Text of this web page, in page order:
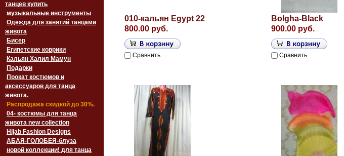
танцев купить
музыкальные инструменты
Одежда для занятий танцами
живота
Бисер
Египетские коврики
Кальян Халил Мамун
Подарки
Прокат костюмов и
аксессуаров для танца
живота.
Распродажа скидкой до 30%.
04- костюмы для танца
живота new collection
Hijab Fashion Designs
АБАЯ-ГОЛОБЕЯ-блуза
новой коллекции! для танца
010-кальян Egypt 22
800.00 руб.
Сравнить
Bolgha-Black
900.00 руб.
Сравнить